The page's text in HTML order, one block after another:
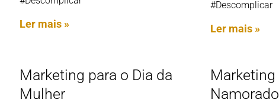
Ler mais »
#Descomplicar
Ler mais »
Marketing para o Dia da
Mulher
Marketing